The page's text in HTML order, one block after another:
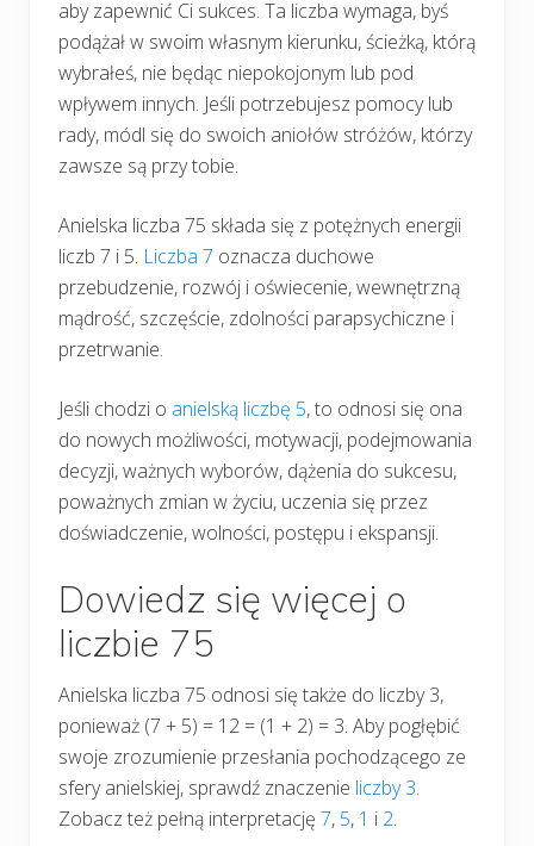
aby zapewnić Ci sukces. Ta liczba wymaga, byś
podążał w swoim własnym kierunku, ścieżką, którą
wybrałeś, nie będąc niepokojonym lub pod
wpływem innych. Jeśli potrzebujesz pomocy lub
rady, módl się do swoich aniołów stróżów, którzy
zawsze są przy tobie.
Anielska liczba 75 składa się z potężnych energii
liczb 7 i 5. Liczba 7 oznacza duchowe
przebudzenie, rozwój i oświecenie, wewnętrzną
mądrość, szczęście, zdolności parapsychiczne i
przetrwanie.
Jeśli chodzi o anielską liczbę 5, to odnosi się ona
do nowych możliwości, motywacji, podejmowania
decyzji, ważnych wyborów, dążenia do sukcesu,
poważnych zmian w życiu, uczenia się przez
doświadczenie, wolności, postępu i ekspansji.
Dowiedz się więcej o
liczbie 75
Anielska liczba 75 odnosi się także do liczby 3,
ponieważ (7 + 5) = 12 = (1 + 2) = 3. Aby pogłębić
swoje zrozumienie przesłania pochodzącego ze
sfery anielskiej, sprawdź znaczenie liczby 3.
Zobacz też pełną interpretację 7, 5, 1 i 2.